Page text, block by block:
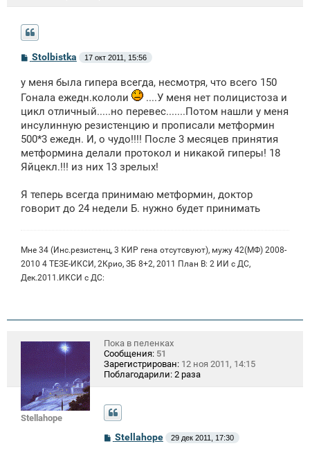
С
о
б
щ
е
н
и
Stolbistka 17 окт 2011, 15:56
у меня была гипера всегда, несмотря, что всего 150
Гонала ежедн.кололи
....У меня нет полицистоза и
цикл отличный.....но перевес.......Потом нашли у меня
инсулинную резистенцию и прописали метформин
500*3 ежедн. И, о чудо!!!! После 3 месяцев принятия
метформина делали протокол и никакой гиперы! 18
Яйцекл.!!! из них 13 зрелых!
Я теперь всегда принимаю метформин, доктор
говорит до 24 недели Б. нужно будет принимать
Мне 34 (Инс.резистенц, 3 КИР гена отсутсвуют), мужу 42(МФ) 2008-
2010 4 ТЕЗЕ-ИКСИ, 2Крио, ЗБ 8+2, 2011 План В: 2 ИИ с ДС,
Дек.2011.ИКСИ с ДС:
Stellahope
Пока в пеленках
Сообщения: 51
Зарегистрирован: 12 ноя 2011, 14:15
Поблагодарили: 2 раза
С
о
Stellahope 29 дек 2011, 17:30